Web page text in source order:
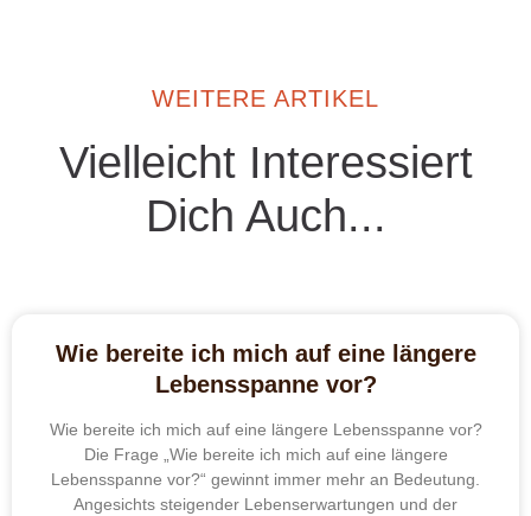
WEITERE ARTIKEL
Vielleicht Interessiert
Dich Auch...
Wie bereite ich mich auf eine längere
Lebensspanne vor?
Wie bereite ich mich auf eine längere Lebensspanne vor?
Die Frage „Wie bereite ich mich auf eine längere
Lebensspanne vor?“ gewinnt immer mehr an Bedeutung.
Angesichts steigender Lebenserwartungen und der